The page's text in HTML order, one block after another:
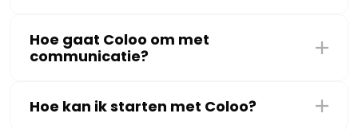
Hoe gaat Coloo om met
communicatie?
Hoe kan ik starten met Coloo?